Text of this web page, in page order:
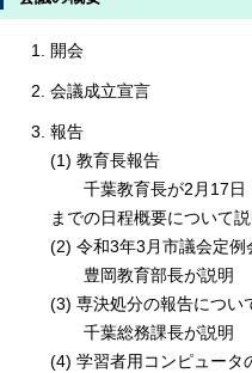
開会
会議成立宣言
報告
(1) 教育長報告
千葉教育長が2月17日（
までの日程概要について説
(2) 令和3年3月市議会定例
豊岡教育部長が説明
(3) 専決処分の報告につい
千葉総務課長が説明
(4) 学習者用コンピュータ